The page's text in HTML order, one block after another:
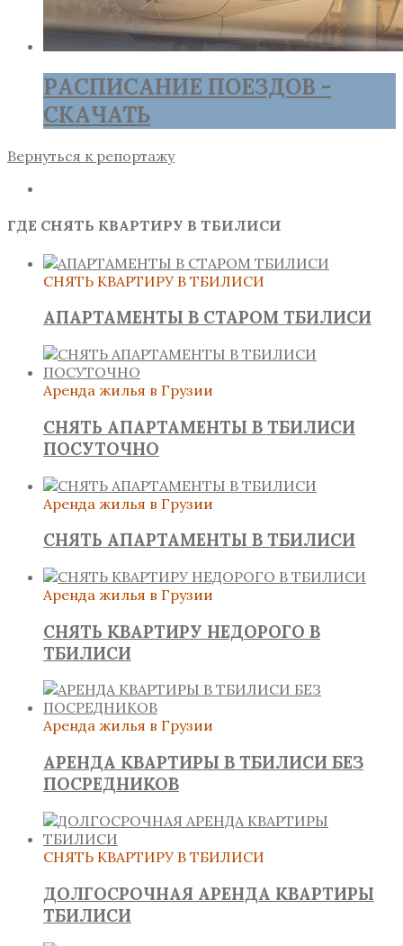
РАСПИСАНИЕ ПОЕЗДОВ -
СКАЧАТЬ
Вернуться к репортажу
ГДЕ СНЯТЬ КВАРТИРУ В ТБИЛИСИ
СНЯТЬ КВАРТИРУ В ТБИЛИСИ
АПАРТАМЕНТЫ В СТАРОМ ТБИЛИСИ
Аренда жилья в Грузии
СНЯТЬ АПАРТАМЕНТЫ В ТБИЛИСИ
ПОСУТОЧНО
Аренда жилья в Грузии
СНЯТЬ АПАРТАМЕНТЫ В ТБИЛИСИ
Аренда жилья в Грузии
СНЯТЬ КВАРТИРУ НЕДОРОГО В
ТБИЛИСИ
Аренда жилья в Грузии
АРЕНДА КВАРТИРЫ В ТБИЛИСИ БЕЗ
ПОСРЕДНИКОВ
СНЯТЬ КВАРТИРУ В ТБИЛИСИ
ДОЛГОСРОЧНАЯ АРЕНДА КВАРТИРЫ
ТБИЛИСИ